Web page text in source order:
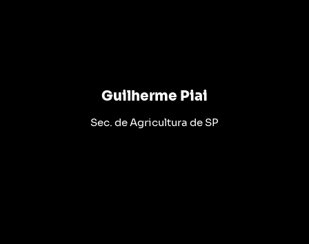
Guilherme Piai
Sec. de Agricultura de SP